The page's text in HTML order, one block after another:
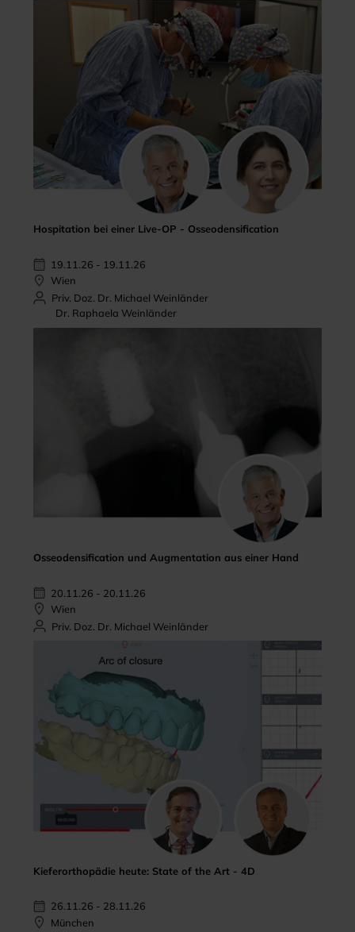
Hospitation bei einer Live-OP - Osseodensification
19.11.26 - 19.11.26
Wien
Priv. Doz. Dr. Michael Weinländer
Dr. Raphaela Weinländer
Osseodensification und Augmentation aus einer Hand
20.11.26 - 20.11.26
Wien
Priv. Doz. Dr. Michael Weinländer
Kieferorthopädie heute: State of the Art - 4D
26.11.26 - 28.11.26
München